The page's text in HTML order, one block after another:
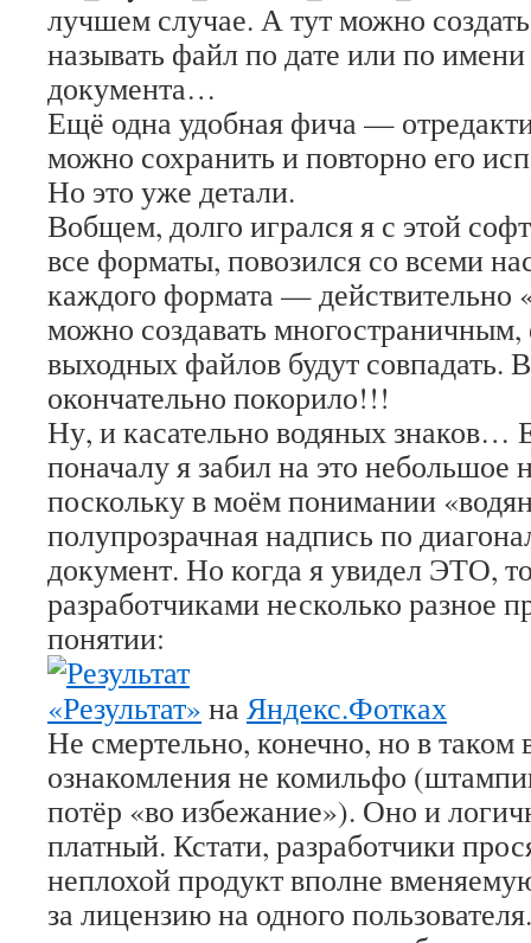
лучшем случае. А тут можно
называть файл по дате или по
документа…
Ещё одна удобная фича —
можно сохранить и повторно его
Но это уже детали.
Вобщем, долго игрался я с этой
все форматы, повозился со всеми
каждого формата — действительно
можно создавать
выходных файлов будут совпадать.
окончательно покорило!!!
Ну, и касательно водяных знаков…
поначалу я забил на это небольшое
поскольку в моём понимании
полупрозрачная надпись по
документ. Но когда я увидел ЭТО,
разработчиками несколько разное
понятии:
«Результат» на Яндекс.Фотках
Не смертельно, конечно, но в таком
ознакомления не комильфо
потёр «во избежание»). Оно и
платный. Кстати, разработчики
неплохой продукт вполне
за лицензию на одного